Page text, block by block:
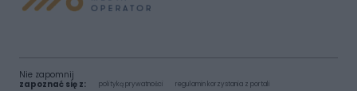
Nie zapomnij
zapoznać się z:
polityką prywatności regulamin korzystania z portali